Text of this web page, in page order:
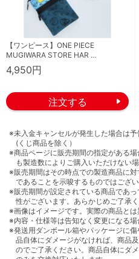
【ワンピース】ONE PIECE
MUGIWARA STORE HAR …
4,950円
※未入金キャンセルが発生した場合は予
(くじ商品を除く）
※商品ページに販売期間の指定がある
も製造数によりご購入いただけない場
※販売期間はその時点での製造商品に
であることを示唆するものではござい
※販売期間が設定されている商品であ
性がございます。あらかじめご了承く
※画像はイメージです。実際の商品とは
※内容・仕様等は告知なく変更になる場
※発送用ダンボール箱やパッケージに
品自体にダメージがなければ、商品
のでご了承ください。商品自体にダ